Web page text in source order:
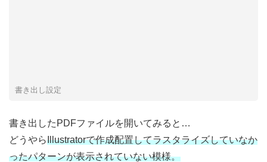
書き出し設定
書き出したPDFファイルを開いてみると…
どうやらIllustratorで作成配置してラスタライズしていなか
ったパターンが表示されていない模様。